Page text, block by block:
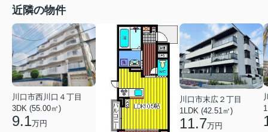
近隣の物件
川口市西川口４丁目
3DK (55.00㎡)
9.1万円
川口市末広２丁目
1LDK (42.51㎡)
11.7万円